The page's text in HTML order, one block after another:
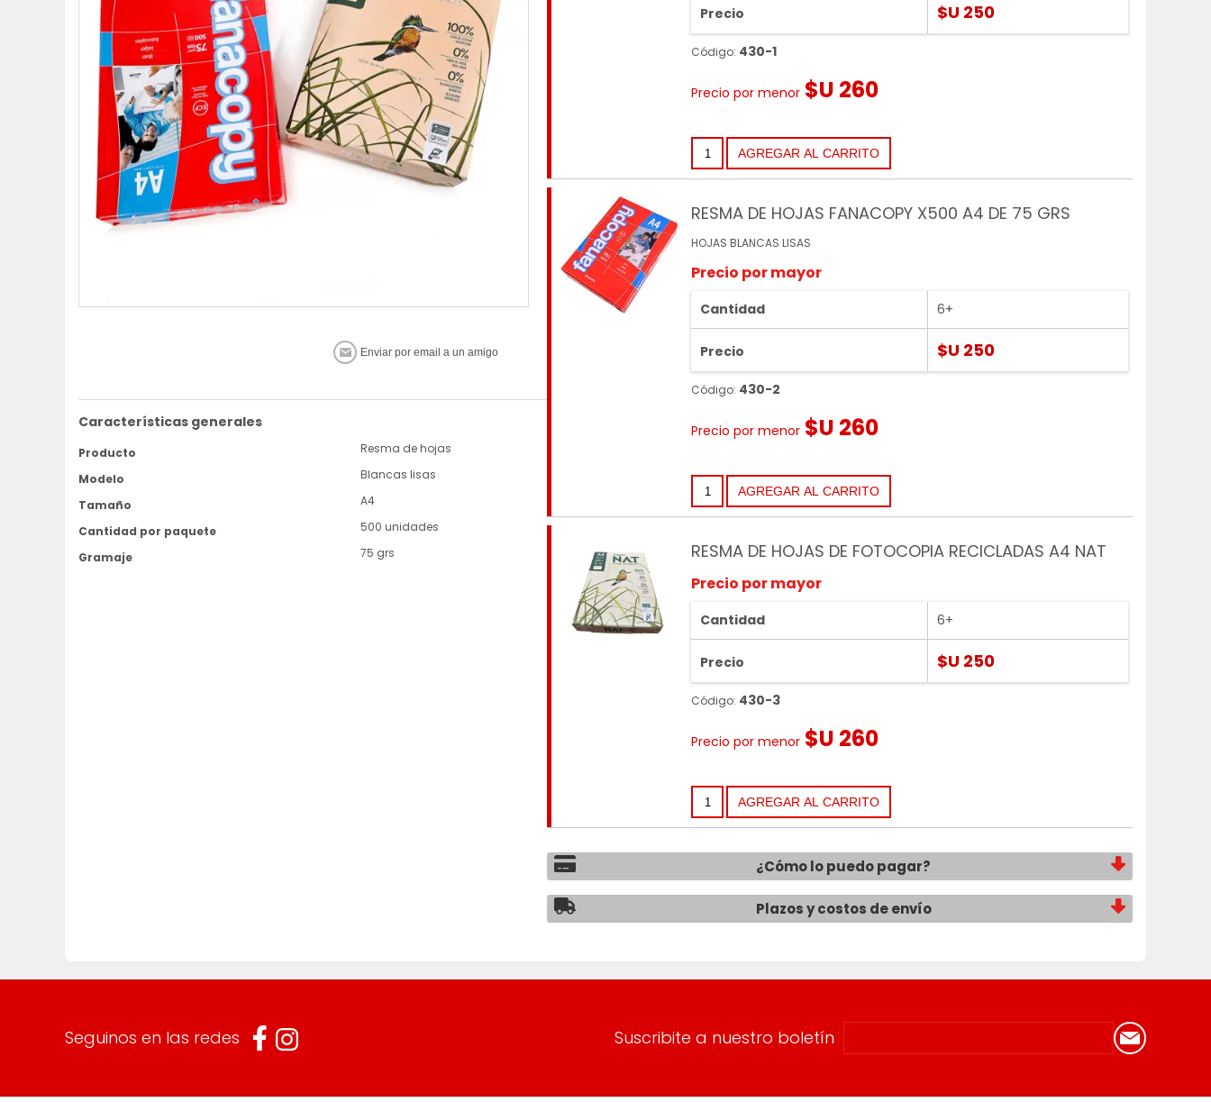
Características generales
Producto
Resma de hojas
Modelo
Blancas lisas
Tamaño
A4
Cantidad por paquete
500 unidades
Gramaje
75 grs
Precio $U 250
Código: 430-1
Precio por menor $U 260
RESMA DE HOJAS FANACOPY X500 A4 DE 75 GRS
HOJAS BLANCAS LISAS
Precio por mayor
Cantidad 6+
Precio $U 250
Código: 430-2
Precio por menor $U 260
RESMA DE HOJAS DE FOTOCOPIA RECICLADAS A4 NAT
Precio por mayor
Cantidad 6+
Precio $U 250
Código: 430-3
Precio por menor $U 260
¿Cómo lo puedo pagar?
Plazos y costos de envío
Seguinos en las redes Suscribite a nuestro boletín